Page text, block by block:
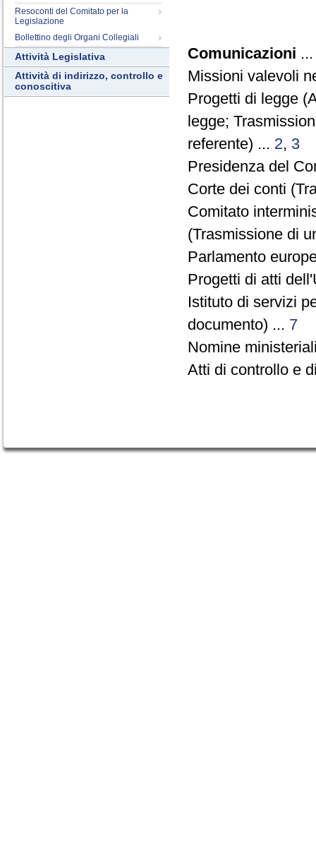
Resoconti del Comitato per la
Legislazione
Bollettino degli Organi Collegiali
Attività Legislativa
Attività di indirizzo, controllo e
conoscitiva
Comunicazioni
Missioni valevoli
Progetti di legge
legge;
referente) ... 2, 3
Presidenza del
Corte dei conti
Comitato
(Trasmissione di
Parlamento
Progetti di atti
Istituto di servizi
documento) ... 7
Nomine
Atti di controllo e